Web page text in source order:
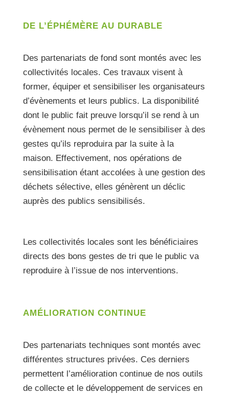
DE L’ÉPHÉMÈRE AU DURABLE
Des partenariats de fond sont montés avec les
collectivités locales. Ces travaux visent à
former, équiper et sensibiliser les organisateurs
d’évènements et leurs publics. La disponibilité
dont le public fait preuve lorsqu’il se rend à un
évènement nous permet de le sensibiliser à des
gestes qu’ils reproduira par la suite à la
maison. Effectivement, nos opérations de
sensibilisation étant accolées à une gestion des
déchets sélective, elles génèrent un déclic
auprès des publics sensibilisés.
Les collectivités locales sont les bénéficiaires
directs des bons gestes de tri que le public va
reproduire à l’issue de nos interventions.
AMÉLIORATION CONTINUE
Des partenariats techniques sont montés avec
différentes structures privées. Ces derniers
permettent l’amélioration continue de nos outils
de collecte et le développement de services en